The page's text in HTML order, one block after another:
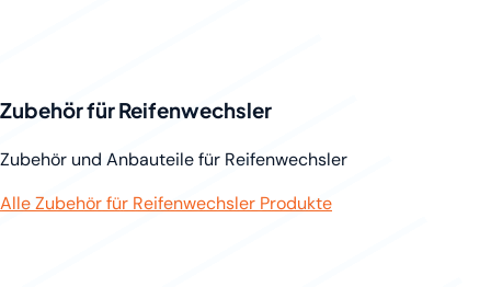
Zubehör für Reifenwechsler
Zubehör und Anbauteile für Reifenwechsler
Alle Zubehör für Reifenwechsler Produkte